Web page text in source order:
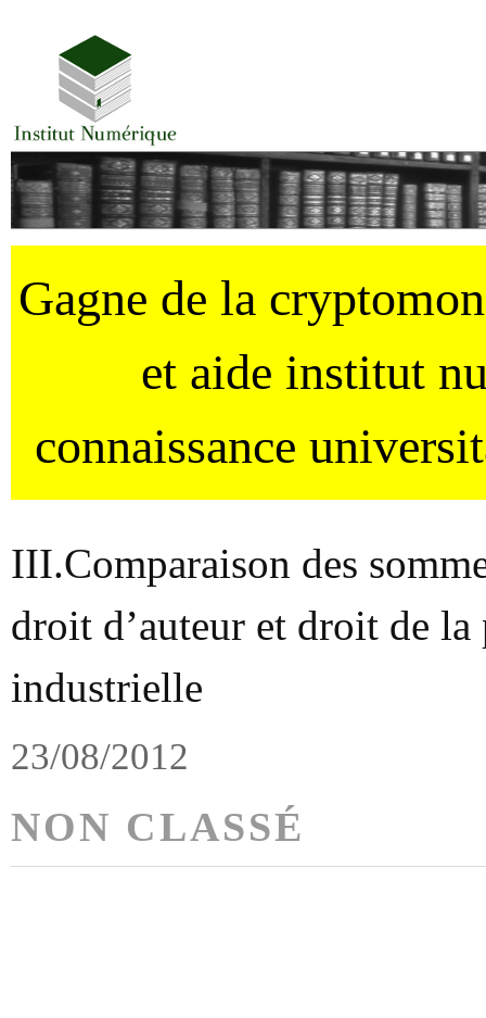
Gagne de la
et aide institut
connaissance
III.Comparaison des
droit d’auteur et droit de la
industrielle
23/08/2012
NON CLASSÉ